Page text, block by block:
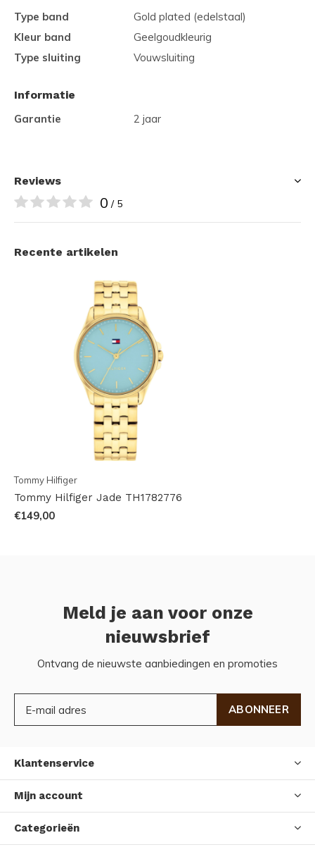
Type band
Gold plated (edelstaal)
Kleur band
Geelgoudkleurig
Type sluiting
Vouwsluiting
Informatie
Garantie
2 jaar
Reviews
0 / 5
Recente artikelen
Tommy Hilfiger
Tommy Hilfiger Jade TH1782776
€149,00
Meld je aan voor onze
nieuwsbrief
Ontvang de nieuwste aanbiedingen en promoties
ABONNEER
Klantenservice
Mijn account
Categorieën